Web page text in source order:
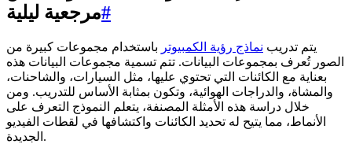
مرجعية ليلية#
يتم تدريب نماذج رؤية الكمبيوتر باستخدام مجموعات كبيرة من
الصور تُعرف بمجموعات البيانات. تتم تسمية مجموعات البيانات هذه
بعناية مع الكائنات التي تحتوي عليها، مثل السيارات، والشاحنات،
والمشاة، والدراجات الهوائية، وتكون بمثابة الأساس للتدريب. ومن
خلال دراسة هذه الأمثلة المصنفة، يتعلم النموذج التعرف على
الأنماط، مما يتيح له تحديد الكائنات واكتشافها في لقطات الفيديو
الجديدة.